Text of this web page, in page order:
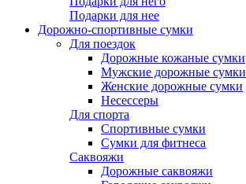
Подарки для нее
Дорожно-спортивные сумки
Для поездок
Дорожные кожаные сумки
Мужские дорожные сумки
Женские дорожные сумки
Несессеры
Для спорта
Спортивные сумки
Сумки для фитнеса
Саквояжи
Дорожные саквояжи